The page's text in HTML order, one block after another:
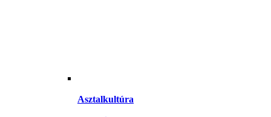
Asztalkultúra